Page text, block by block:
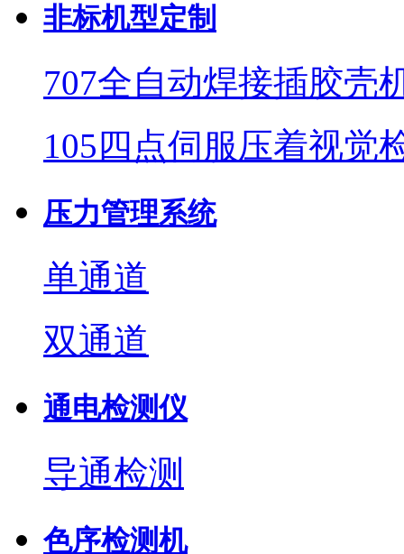
非标机型定制
707全自动焊接插胶壳
105四点伺服压着视觉
压力管理系统
单通道
双通道
通电检测仪
导通检测
色序检测机